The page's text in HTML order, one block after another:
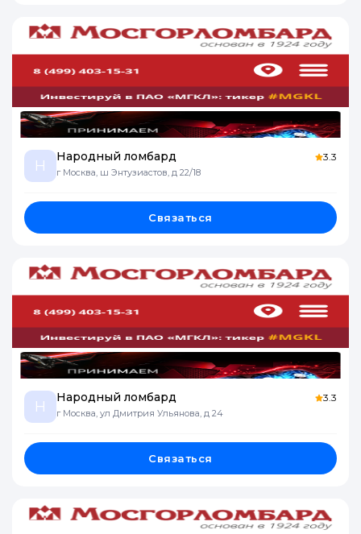
Н
Народный ломбард
г Москва, ш Энтузиастов, д 22/18
3.3
Связаться
Н
Народный ломбард
г Москва, ул Дмитрия Ульянова, д 24
3.3
Связаться